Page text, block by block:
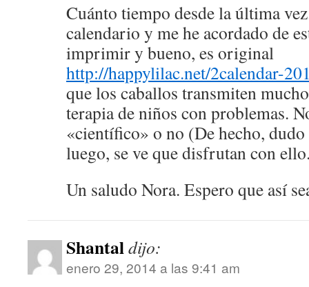
Cuánto tiempo desde la última
calendario y me he acordado de
imprimir y bueno, es original
http://happylilac.net/2calendar-
que los caballos transmiten
terapia de niños con problemas.
«científico» o no (De hecho, dudo
luego, se ve que disfrutan con
Un saludo Nora. Espero que así
Shantaldijo:
enero 29, 2014 a las 9:41 am